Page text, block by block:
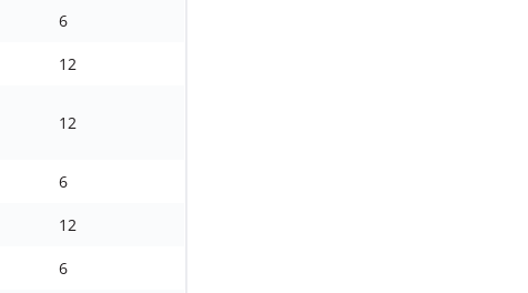
6
12
12
6
12
6